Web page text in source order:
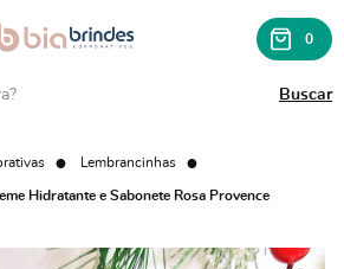
0
Lembrancinhas
Hidratante e Sabonete Rosa Provence